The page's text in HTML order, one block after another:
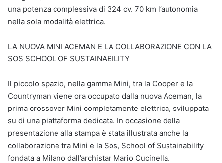
una potenza complessiva di 324 cv. 70 km l’autonomia
nella sola modalità elettrica.
LA NUOVA MINI ACEMAN E LA COLLABORAZIONE CON LA
SOS SCHOOL OF SUSTAINABILITY
Il piccolo spazio, nella gamma Mini, tra la Cooper e la
Countryman viene ora occupato dalla nuova Aceman, la
prima crossover Mini completamente elettrica, sviluppata
su di una piattaforma dedicata. In occasione della
presentazione alla stampa è stata illustrata anche la
collaborazione tra Mini e la Sos, School of Sustainability
fondata a Milano dall’archistar Mario Cucinella.